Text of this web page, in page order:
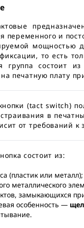
переменного и
мощностью
то есть
группа состоит
на печатную плату
(tact switch)
в
от требований к
состоит из:
(пластик или металл);
металлического
замыкающихся
особенность —